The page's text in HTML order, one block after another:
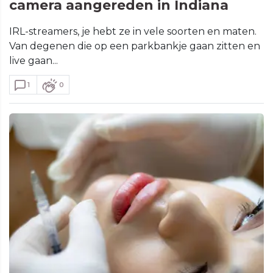
camera aangereden in Indiana
IRL-streamers, je hebt ze in vele soorten en maten.
Van degenen die op een parkbankje gaan zitten en
live gaan...
1 0